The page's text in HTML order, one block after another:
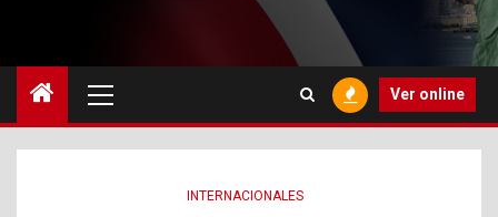
principal
Ver online
INTERNACIONALES